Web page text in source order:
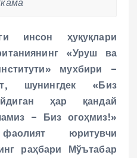
инсон ҳуқуқлари
«Уруш ва
мухбири –
шунингдек «Биз
ҳар қандай
– Биз огоҳмиз!»
юритувчи
раҳбари Мўътабар